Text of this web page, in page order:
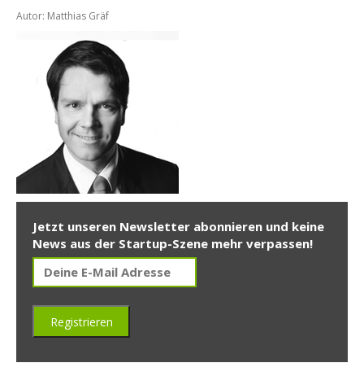
Autor: Matthias Gräf
Jetzt unseren Newsletter abonnieren und keine
News aus der Startup-Szene mehr verpassen!